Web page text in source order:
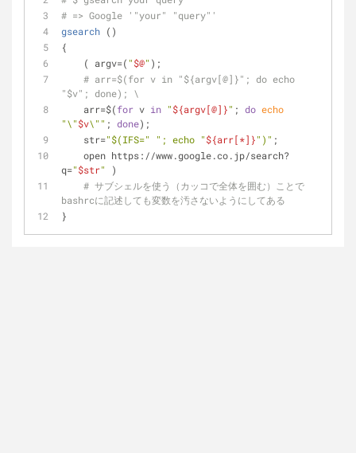
# => Google '"your" "query"'
gsearch ()
{
    ( argv=(
"$@" );
# arr=$(for v in "${argv[@]}"; do echo
"$v"; done); \
    arr=$(
for v in "${argv[@]}" ; do echo
"\"$v\"" ; done);
    str=
"$(IFS=" " ; echo "${arr[*]}" ) " ;
q="$str"
)
# サブシェルを使う（カッコで全体を囲む）ことで
bashrcに記述しても変数を汚さないようにしてある
}